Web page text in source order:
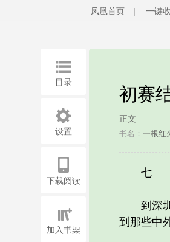
凤凰首页 | 一键
初赛
正文
书名： 一根红
七
到深圳
到那些中
目录
设置
下载阅读
加入书架